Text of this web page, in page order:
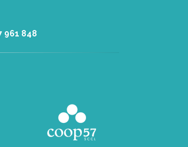
961 848‬